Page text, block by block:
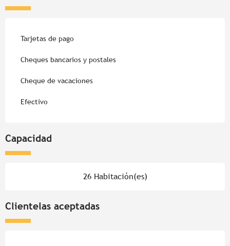
Tarjetas de pago
Cheques bancarios y postales
Cheque de vacaciones
Efectivo
Capacidad
26 Habitación(es)
Clientelas aceptadas